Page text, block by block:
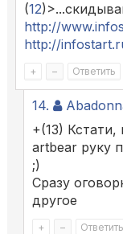
(12
http://
http://
+ – Ответить
14.
+(13) Кстати,
artbear руку
;)
Сразу
другое
+ – Ответить